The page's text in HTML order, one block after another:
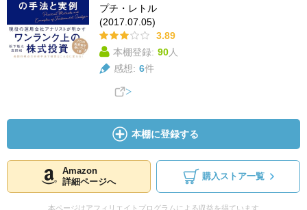
プチ・レトル
(2017.07.05)
3.89
本棚登録: 90人
感想: 6件
本棚に登録する
Amazon
詳細ページへ
購入ストア一覧
本ページはアフィリエイトプログラムによる収益を得ています